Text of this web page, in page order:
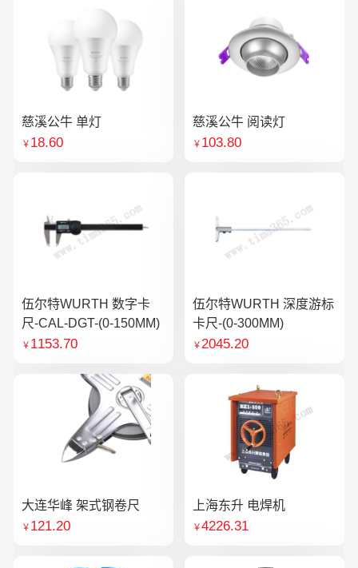
慈溪公牛 单灯
￥ 18.60
慈溪公牛 阅读灯
￥ 103.80
伍尔特WURTH 数字卡
尺-CAL-DGT-(0-150MM)
￥ 1153.70
伍尔特WURTH 深度游标
卡尺-(0-300MM)
￥2045.20
大连华峰 架式钢卷尺
￥ 121.20
上海东升 电焊机
￥4226.31